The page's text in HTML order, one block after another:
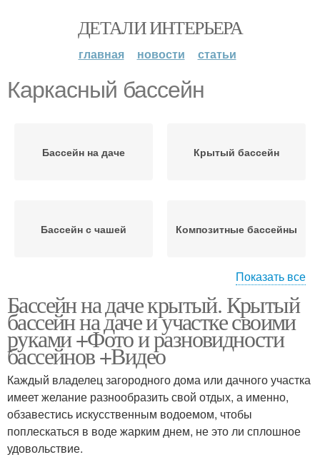
ДЕТАЛИ ИНТЕРЬЕРА
главная новости статьи
Каркасный бассейн
Бассейн на даче Крытый бассейн
Бассейн с чашей Композитные бассейны
Бассейн из заводской
емкости
Бассейн на дачу
Уход за надувными
бассейнами
Надувной бассейн
Показать все
Бассейн на даче крытый. Крытый
бассейн на даче и участке своими
руками +Фото и разновидности
бассейнов +Видео
Каждый владелец загородного дома или дачного участка
имеет желание разнообразить свой отдых, а именно,
обзавестись искусственным водоемом, чтобы
поплескаться в воде жарким днем, не это ли сплошное
удовольствие.